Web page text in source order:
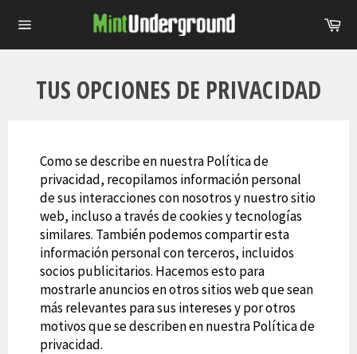
directamente
TUS OPCIONES DE PRIVACIDAD
Como se describe en nuestra Política de
privacidad, recopilamos información personal
de sus interacciones con nosotros y nuestro sitio
web, incluso a través de cookies y tecnologías
similares. También podemos compartir esta
información personal con terceros, incluidos
socios publicitarios. Hacemos esto para
mostrarle anuncios en otros sitios web que sean
más relevantes para sus intereses y por otros
motivos que se describen en nuestra Política de
privacidad.